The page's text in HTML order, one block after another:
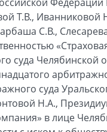
Т.В.,
С.В.,
суда Челябинской
суда
Н.А.,
в лице